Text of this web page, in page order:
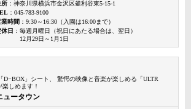
所 ：神奈川県横浜市金沢区釜利谷東5-15-1
：045-783-9100
業時間 ：9:30～16:30（入園は16:00まで）
日 ：毎週月曜日（祝日にあたる場合は、翌日）
12月29日～1月1日
D−BOX」シート、 驚愕の映像と音楽が楽しめる「ULTR
しめます！
ュータウン